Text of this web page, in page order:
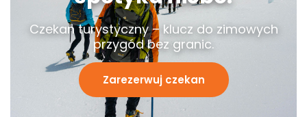
Czekan turystyczny – klucz do zimowych
przygód bez granic.
Zarezerwuj czekan